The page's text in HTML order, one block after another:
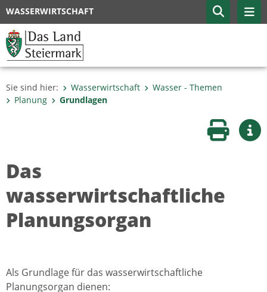
WASSERWIRTSCHAFT
Sie sind hier: Wasserwirtschaft
Wasser - Themen
Planung
Grundlagen
Seite
Das
wasserwirtschaftliche
Planungsorgan
Als Grundlage für das wasserwirtschaftliche
Planungsorgan dienen: